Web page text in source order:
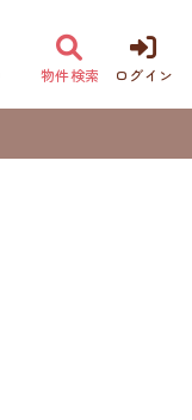
物件検索 ログイン